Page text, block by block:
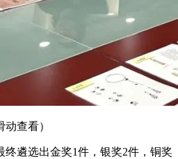
查看）
遴选出金奖1件，银奖2件，铜奖